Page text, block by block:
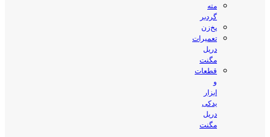
مته
گردبر
پخ‌زن
تعمیرات
دریل
مگنت
قطعات
و
ابزار
یدکی
دریل
مگنت